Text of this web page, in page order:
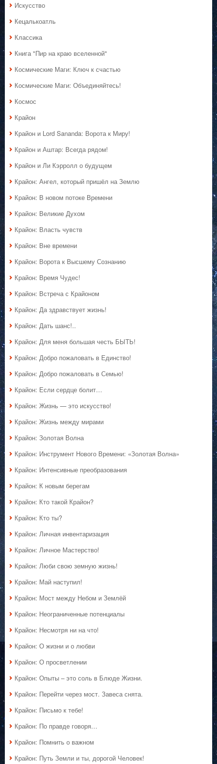
Искусство
Кецалькоатль
Классика
Книга "Пир на краю вселенной"
Космические Маги: Ключ к счастью
Космические Маги: Объединяйтесь!
Космос
Крайон
Крайон и Lord Sananda: Ворота к Миру!
Крайон и Аштар: Всегда рядом!
Крайон и Ли Кэрролл о будущем
Крайон: Ангел, который пришёл на Землю
Крайон: В новом потоке Времени
Крайон: Великие Духом
Крайон: Власть чувств
Крайон: Вне времени
Крайон: Ворота к Высшему Сознанию
Крайон: Время Чудес!
Крайон: Встреча с Крайоном
Крайон: Да здравствует жизнь!
Крайон: Дать шанс!..
Крайон: Для меня большая честь БЫТЬ!
Крайон: Добро пожаловать в Единство!
Крайон: Добро пожаловать в Семью!
Крайон: Если сердце болит…
Крайон: Жизнь — это искусство!
Крайон: Жизнь между мирами
Крайон: Золотая Волна
Крайон: Инструмент Нового Времени: «Золотая Волна»
Крайон: Интенсивные преобразования
Крайон: К новым берегам
Крайон: Кто такой Крайон?
Крайон: Кто ты?
Крайон: Личная инвентаризация
Крайон: Личное Мастерство!
Крайон: Люби свою земную жизнь!
Крайон: Май наступил!
Крайон: Мост между Небом и Землёй
Крайон: Неограниченные потенциалы
Крайон: Несмотря ни на что!
Крайон: О жизни и о любви
Крайон: О просветлении
Крайон: Опыты – это соль в Блюде Жизни.
Крайон: Перейти через мост. Завеса снята.
Крайон: Письмо к тебе!
Крайон: По правде говоря…
Крайон: Помнить о важном
Крайон: Путь Земли и ты, дорогой Человек!